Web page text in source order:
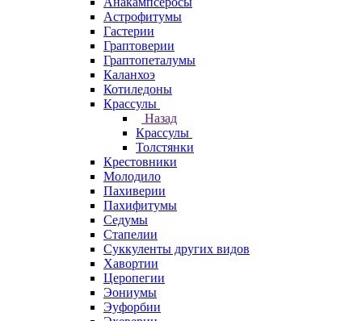
Астрофитумы
Гастерии
Граптоверии
Граптопеталумы
Каланхоэ
Котиледоны
Крассулы
Назад
Крассулы
Толстянки
Крестовники
Молодило
Пахиверии
Пахифитумы
Седумы
Стапелии
Суккуленты других видов
Хавортии
Церопегии
Эониумы
Эуфорбии